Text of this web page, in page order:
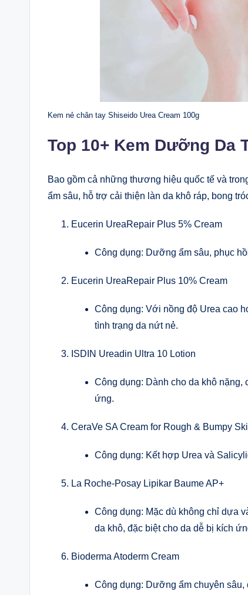
Kem nẻ chân tay Shiseido Urea Cream 100g
Top 10+ Kem Dưỡng Da
Bao gồm cả những thương hiệu quốc tế và
ẩm sâu, hỗ trợ cải thiện làn da khô ráp, bong
Eucerin UreaRepair Plus 5% Cream
Công dụng: Dưỡng ẩm sâu, phục
Eucerin UreaRepair Plus 10% Cream
Công dụng: Với nồng độ Urea cao
tình trạng da nứt nẻ.
ISDIN Ureadin Ultra 10 Lotion
Công dụng: Dành cho da khô
ứng.
CeraVe SA Cream for Rough & Bumpy
Công dụng: Kết hợp Urea và
La Roche-Posay Lipikar Baume AP+
Công dụng: Mặc dù không chỉ dựa
da khô, đặc biệt cho da dễ bị kích
Bioderma Atoderm Cream
Công dụng: Dưỡng ẩm chuyên